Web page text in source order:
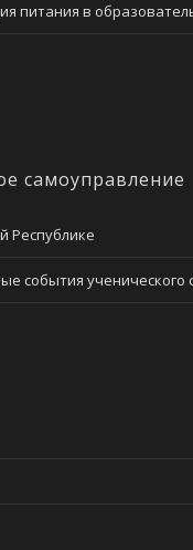
питания в
самоуправление
Республике
события ученического